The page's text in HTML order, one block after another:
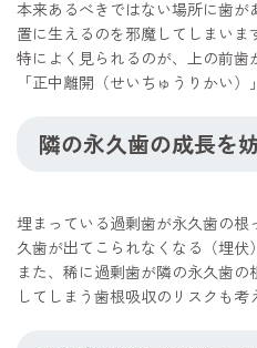
本来あるべきではない場所に歯
置に生えるのを邪魔してしまいま
特によく見られるのが、上の前歯
「正中離開（せいちゅうりかい）
隣の永久歯の成長を
埋まっている過剰歯が永久歯の
久歯が出てこられなくなる（埋伏
また、稀に過剰歯が隣の永久歯
してしまう歯根吸収のリスクも考